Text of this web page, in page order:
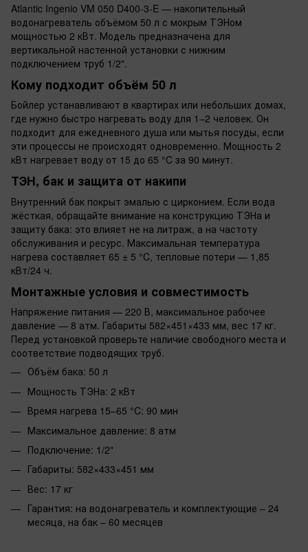
Atlantic Ingenio VM 050 D400-3-E — накопительный
водонагреватель объёмом 50 л с мокрым ТЭНом
мощностью 2 кВт. Модель предназначена для
вертикальной настенной установки с нижним
подключением труб 1/2".
Кому подходит объём 50 л
Бойлер устанавливают в квартирах или небольших домах,
где нужно быстро нагревать воду для 1–2 человек. Он
подходит для ежедневного душа или мытья посуды, если
эти процессы не происходят одновременно. Мощность 2
кВт нагревает воду от 15 до 65 °C за 90 минут.
ТЭН, бак и защита от накипи
Внутренний бак покрыт эмалью с цирконием. Если вода
жёсткая, обращайте внимание на конструкцию ТЭНа и
защиту бака: это влияет не на литраж, а на частоту
обслуживания и ресурс. Максимальная температура
нагрева составляет 65 ± 5 °C, тепловые потери — 1,85
кВт/24 ч.
Монтажные условия и совместимость
Напряжение питания — 220 В, максимальное рабочее
давление — 8 атм. Габариты 582×451×433 мм, вес 17 кг.
Перед установкой проверьте наличие свободного места и
соответствие подводящих труб.
Объём бака: 50 л
Мощность ТЭНа: 2 кВт
Время нагрева 15–65 °C: 90 мин
Максимальное давление: 8 атм
Подключение: 1/2"
Габариты: 582×433×451 мм
Вес: 17 кг
Гарантия: на водонагреватель и комплектующие – 24
месяца, на бак – 60 месяцев